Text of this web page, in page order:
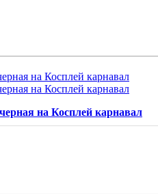
на Косплей карнавал